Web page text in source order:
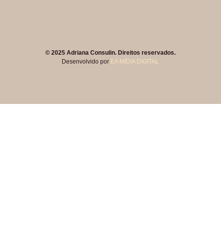
© 2025 Adriana Consulin. Direitos reservados.
Desenvolvido por EA MÍDIA DIGITAL